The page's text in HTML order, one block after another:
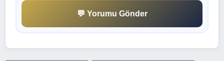
💬 Yorumu Gönder